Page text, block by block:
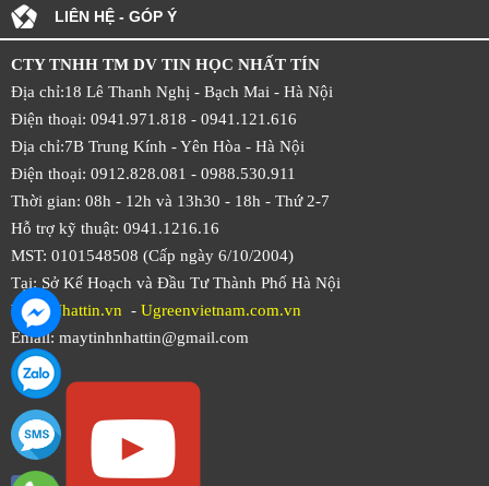
LIÊN HỆ - GÓP Ý
CTY TNHH TM DV TIN HỌC NHẤT TÍN
Địa chỉ:18 Lê Thanh Nghị - Bạch Mai - Hà Nội
Điện thoại: 0941.971.818 - 0941.121.616
Địa chỉ:7B Trung Kính - Yên Hòa - Hà Nội
Điện thoại: 0912.828.081 - 0988.530.911
Thời gian: 08h - 12h và 13h30 - 18h - Thứ 2-7
Hỗ trợ kỹ thuật: 0941.1216.16
MST: 0101548508 (Cấp ngày 6/10/2004)
Tại: Sở Kế Hoạch và Đầu Tư Thành Phố Hà Nội
Web:Nhattin.vn - Ugreenvietnam.com.vn
Email: maytinhnhattin@gmail.com